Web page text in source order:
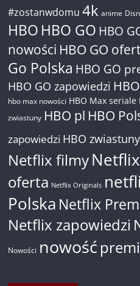
#zostanwdomu 4k anime
HBO HBO GO HBO
nowości HBO GO
Go Polska HBO GO
HBO GO zapowiedzi
hbo max nowości HBO Max seriale
zwiastuny HBO pl HBO
zapowiedzi HBO zwiastuny
Netflix filmy
oferta Netflix Originals
Polska Netflix
Netflix zapowiedzi
Nowości nowość